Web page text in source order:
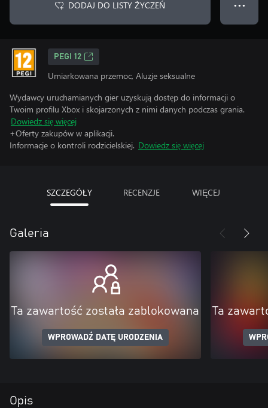
DODAJ DO LISTY ŻYCZEŃ ● ● ●
PEGI 12
Umiarkowana przemoc, Aluzje seksualne
Wydawcy uruchamianych gier uzyskują dostęp do informacji o
Twoim profilu Xbox i skojarzonych z nimi danych podczas grania.
Dowiedz się więcej
+Oferty zakupów w aplikacji.
Informacje o kontroli rodzicielskiej. Dowiedz się więcej
SZCZEGÓŁY RECENZJE WIĘCEJ
Galeria
Ta zawartość została zablokowana
WPROWADŹ DATĘ URODZENIA
Ta
Opis